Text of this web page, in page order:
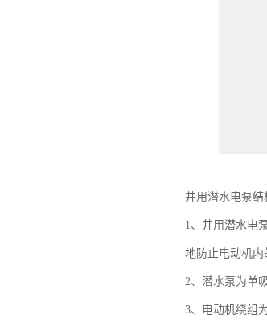
井用潜水电泵结
1、井用潜水电
地防止电动机内
2、潜水泵为单
3、电动机绕组